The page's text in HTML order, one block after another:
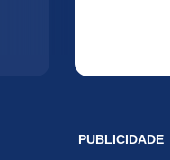
PUBLICIDADE